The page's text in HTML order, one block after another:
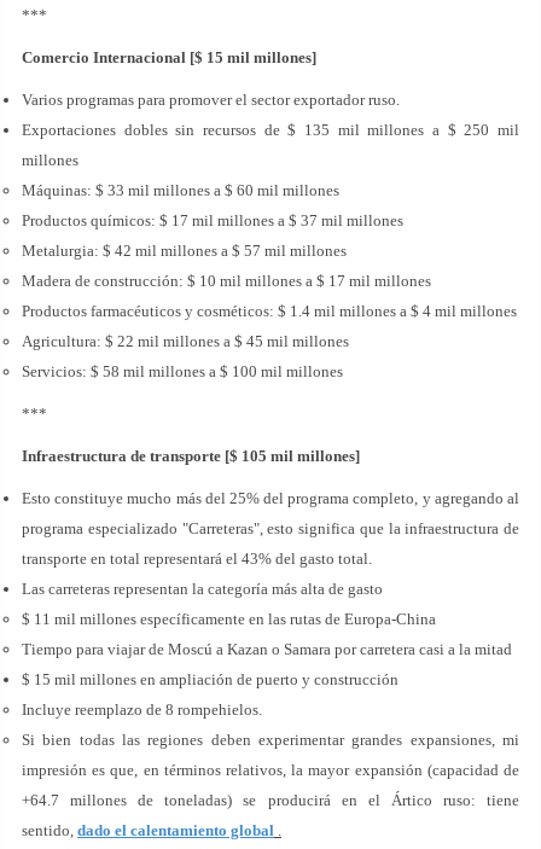
***
Comercio Internacional [$ 15 mil millones]
Varios programas para promover el sector exportador ruso.
Exportaciones dobles sin recursos de $ 135 mil millones a $ 250 mil
millones
Máquinas: $ 33 mil millones a $ 60 mil millones
Productos químicos: $ 17 mil millones a $ 37 mil millones
Metalurgia: $ 42 mil millones a $ 57 mil millones
Madera de construcción: $ 10 mil millones a $ 17 mil millones
Productos farmacéuticos y cosméticos: $ 1.4 mil millones a $ 4 mil millones
Agricultura: $ 22 mil millones a $ 45 mil millones
Servicios: $ 58 mil millones a $ 100 mil millones
***
Infraestructura de transporte [$ 105 mil millones]
Esto constituye mucho más del 25% del programa completo, y agregando al
programa especializado "Carreteras", esto significa que la infraestructura de
transporte en total representará el 43% del gasto total.
Las carreteras representan la categoría más alta de gasto
$ 11 mil millones específicamente en las rutas de Europa-China
Tiempo para viajar de Moscú a Kazan o Samara por carretera casi a la mitad
$ 15 mil millones en ampliación de puerto y construcción
Incluye reemplazo de 8 rompehielos.
Si bien todas las regiones deben experimentar grandes expansiones, mi
impresión es que, en términos relativos, la mayor expansión (capacidad de
+64.7 millones de toneladas) se producirá en el Ártico ruso: tiene
sentido, dado el calentamiento global .